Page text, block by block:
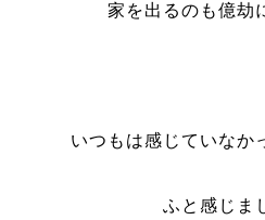
家を出るのも億劫
いつもは感じていなか
ふと感じま